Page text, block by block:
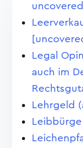
Legal
auch im
Lehrgeld